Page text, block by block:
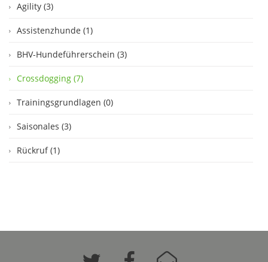
Agility (3)
Assistenzhunde (1)
BHV-Hundeführerschein (3)
Crossdogging (7)
Trainingsgrundlagen (0)
Saisonales (3)
Rückruf (1)